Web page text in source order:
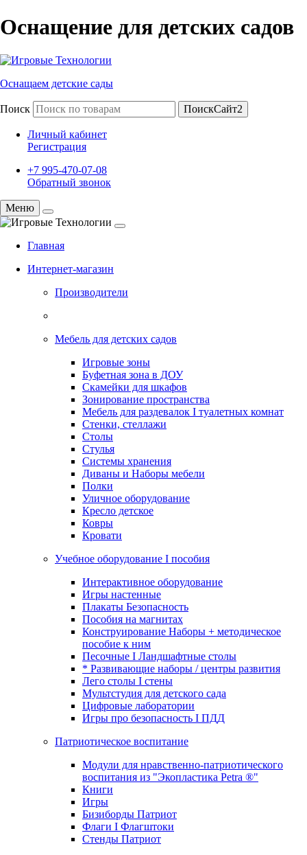
Оснащение для детских садов
Оснащаем детские сады
Поиск ПоискСайт2
Личный кабинет
Регистрация
+7 995-470-07-08
Обратный звонок
Меню
Главная
Интернет-магазин
Производители
Мебель для детских садов
Игровые зоны
Буфетная зона в ДОУ
Скамейки для шкафов
Зонирование пространства
Мебель для раздевалок I туалетных комнат
Стенки, стеллажи
Столы
Стулья
Системы хранения
Диваны и Наборы мебели
Полки
Уличное оборудование
Кресло детское
Ковры
Кровати
Учебное оборудование I пособия
Интерактивное оборудование
Игры настенные
Плакаты Безопасность
Пособия на магнитах
Конструирование Наборы + методическое
пособие к ним
Песочные I Ландшафтные столы
* Развивающие наборы / центры развития
Лего столы I стены
Мультстудия для детского сада
Цифровые лаборатории
Игры про безопасность I ПДД
Патриотическое воспитание
Модули для нравственно-патриотического
воспитания из "Экопластика Petra ®"
Книги
Игры
Бизиборды Патриот
Флаги I Флагштоки
Стенды Патриот